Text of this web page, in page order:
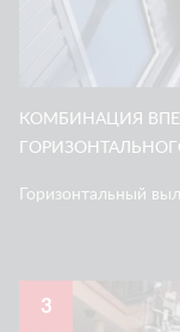
КОМБИНАЦИЯ
Горизонтальный
3